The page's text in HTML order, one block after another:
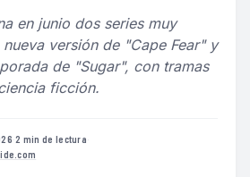
en junio dos series muy
versión de "Cape Fear" y
de "Sugar", con tramas
ficción.
·2 min de lectura·